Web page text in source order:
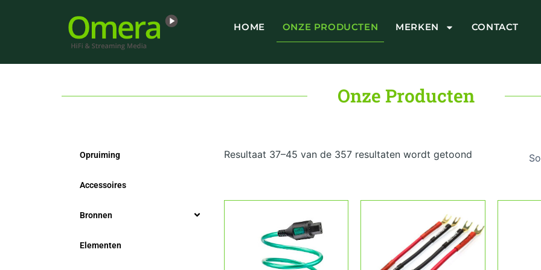
HOME ONZE PRODUCTEN MERKEN CONTACT
Onze Producten
Opruiming
Accessoires
Bronnen
Elementen
Resultaat 37–45 van de 357 resultaten wordt getoondop
product
heeft
meerdere
product
heeft
meerdere